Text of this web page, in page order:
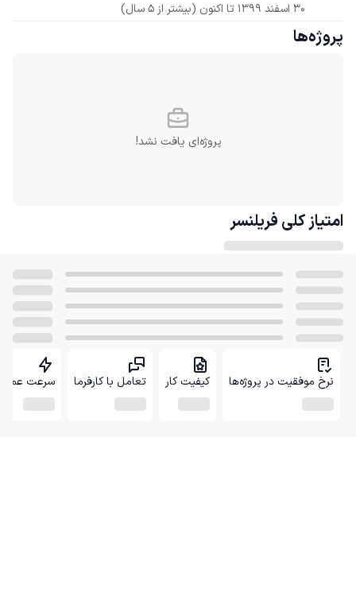
30 اسفند 1399
تا اکنون (بیشتر از 5 سال)
پروژه‌ها
پروژه‌ای یافت نشد!
امتیاز کلی فریلنسر
نرخ موفقیت در پروژه‌ها کیفیت کار تعامل با کارفرما سرعت عمل